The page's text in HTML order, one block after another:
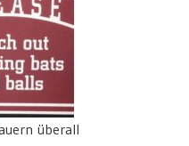
überall